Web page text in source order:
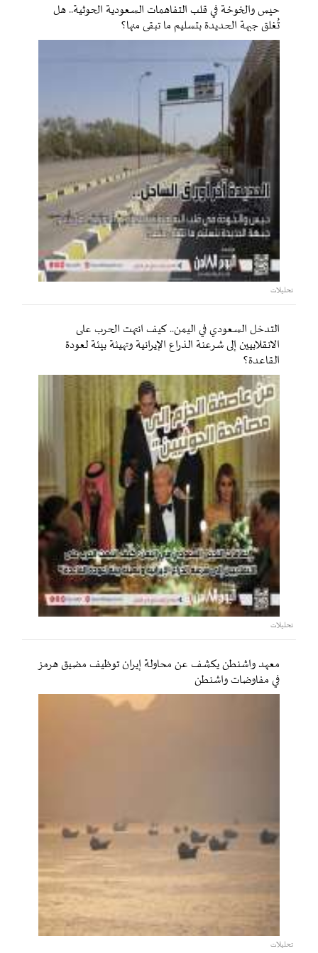
حيس والخوخة في قلب التفاهمات السعودية الحوثية.. هل
تُغلق جبهة الحديدة بتسليم ما تبقى منها؟
تحليلات
التدخل السعودي في اليمن.. كيف انتهت الحرب على
الانقلابيين إلى شرعنة الذراع الإيرانية وتهيئة بيئة لعودة
القاعدة؟
تحليلات
معهد واشنطن يكشف عن محاولة إيران توظيف مضيق هرمز
في مفاوضات واشنطن
تحليلات